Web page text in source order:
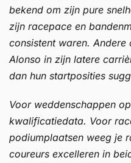
bekend om zijn pure
zijn racepace en
consistent waren. Andere
Alonso in zijn latere
dan hun startposities
Voor weddenschappen
kwalificatiedata. Voor
podiumplaatsen weeg je
coureurs excelleren in